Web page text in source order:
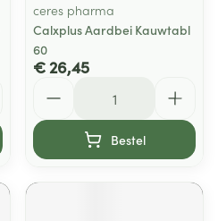
ceres pharma
Calxplus Aardbei Kauwtabl
60
€ 26,45
Bestel